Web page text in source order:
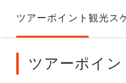
ツアーポイント 観光ス
ツアーポイン